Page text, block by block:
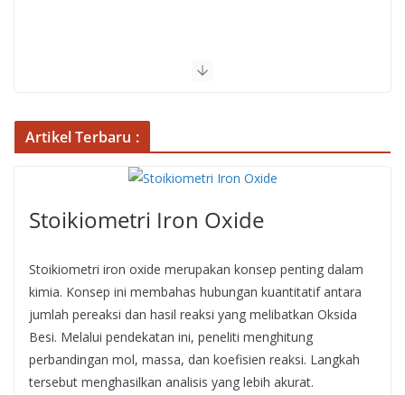
Artikel Terbaru :
Stoikiometri Iron Oxide
Stoikiometri iron oxide merupakan konsep penting dalam
kimia. Konsep ini membahas hubungan kuantitatif antara
jumlah pereaksi dan hasil reaksi yang melibatkan Oksida
Besi. Melalui pendekatan ini, peneliti menghitung
perbandingan mol, massa, dan koefisien reaksi. Langkah
tersebut menghasilkan analisis yang lebih akurat.